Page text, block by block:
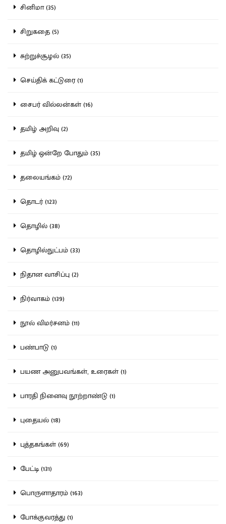
சினிமா (35)
சிறுகதை (5)
சுற்றுச்சூழல் (35)
செய்திக் கட்டுரை (1)
சைபர் வில்லன்கள் (16)
தமிழ் அறிவு (2)
தமிழ் ஒன்றே போதும் (35)
தலையங்கம் (72)
தொடர் (123)
தொழில் (38)
தொழில்நுட்பம் (33)
நிதான வாசிப்பு (2)
நிர்வாகம் (139)
நூல் விமர்சனம் (11)
பண்பாடு (1)
பயண அனுபவங்கள், உரைகள் (1)
பாரதி நினைவு நூற்றாண்டு (1)
புதையல் (18)
புத்தகங்கள் (69)
பேட்டி (131)
பொருளாதாரம் (163)
போக்குவரத்து (1)